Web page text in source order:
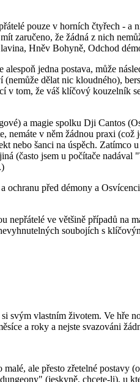
pouze v horních čtyřech - a
zaručeno, že žádná z nich
Hněv Bohyně, Odchod
jedna postava, může
dělat nic kloudného),
v tom, že váš klíčový kouzelník
a magie spolku Dji Cantos
v něm žádnou praxi
nebo šanci na úspěch.
(často jsem u počítače
před démony a
nepřátelé ve většině případů na
soubojích s
svým vlastním životem. Ve hře
a roky a nejste svazováni
ale přesto zřetelné postavy
(jeskyně, chcete-li), u